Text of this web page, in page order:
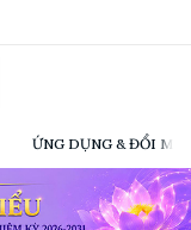
ỨNG DỤNG & ĐỔI